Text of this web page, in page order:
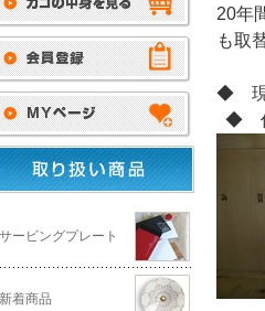
サービングプレート
新着商品
20年
も取
◆